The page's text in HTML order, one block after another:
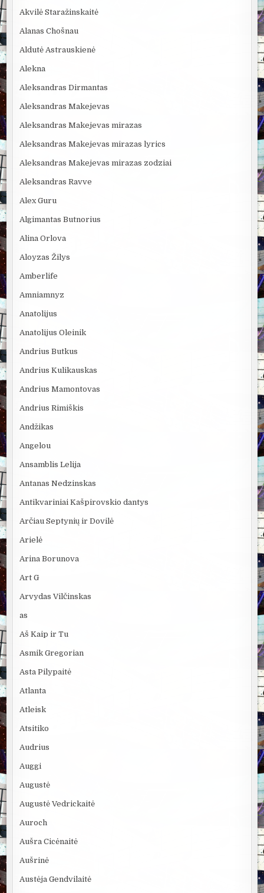
Akvilė Staražinskaitė
Alanas Chošnau
Aldutė Astrauskienė
Alekna
Aleksandras Dirmantas
Aleksandras Makejevas
Aleksandras Makejevas mirazas
Aleksandras Makejevas mirazas lyrics
Aleksandras Makejevas mirazas zodziai
Aleksandras Ravve
Alex Guru
Algimantas Butnorius
Alina Orlova
Aloyzas Žilys
Amberlife
Amniamnyz
Anatolijus
Anatolijus Oleinik
Andrius Butkus
Andrius Kulikauskas
Andrius Mamontovas
Andrius Rimiškis
Andžikas
Angelou
Ansamblis Lelija
Antanas Nedzinskas
Antikvariniai Kašpirovskio dantys
Arčiau Septynių ir Dovilė
Arielė
Arina Borunova
Art G
Arvydas Vilčinskas
as
Aš Kaip ir Tu
Asmik Gregorian
Asta Pilypaitė
Atlanta
Atleisk
Atsitiko
Audrius
Auggi
Augustė
Augustė Vedrickaitė
Auroch
Aušra Cicėnaitė
Aušrinė
Austėja Gendvilaitė